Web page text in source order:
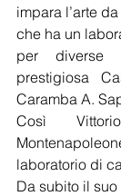
impara l’arte
che ha un
per
prestigiosa
Caramba A.
Così
laboratorio di
Da subito il